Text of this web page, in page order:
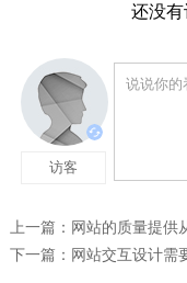
还没有
上一篇： 网站的质量提供
下一篇： 网站交互设计需